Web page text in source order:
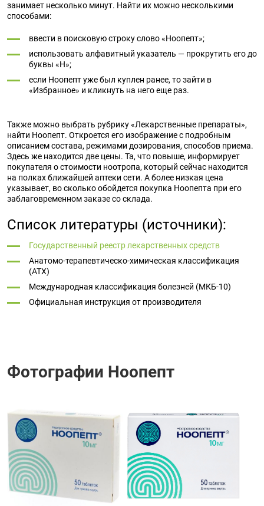
занимает несколько минут. Найти их можно несколькими
способами:
ввести в поисковую строку слово «Ноопепт»;
использовать алфавитный указатель — прокрутить его до
буквы «Н»;
если Ноопепт уже был куплен ранее, то зайти в
«Избранное» и кликнуть на него еще раз.
Также можно выбрать рубрику «Лекарственные препараты»,
найти Ноопепт. Откроется его изображение с подробным
описанием состава, режимами дозирования, способов приема.
Здесь же находится две цены. Та, что повыше, информирует
покупателя о стоимости ноотропа, который сейчас находится
на полках ближайшей аптеки сети. А более низкая цена
указывает, во сколько обойдется покупка Ноопепта при его
заблаговременном заказе со склада.
Список литературы (источники):
Государственный реестр лекарственных средств
Анатомо-терапевтическо-химическая классификация
(ATX)
Международная классификация болезней (МКБ-10)
Официальная инструкция от производителя
Фотографии Ноопепт